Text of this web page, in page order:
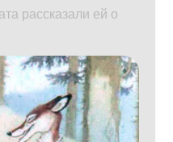
рассказали ей о